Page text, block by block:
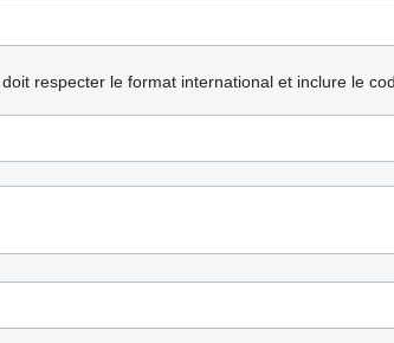
respecter le format international et inclure le